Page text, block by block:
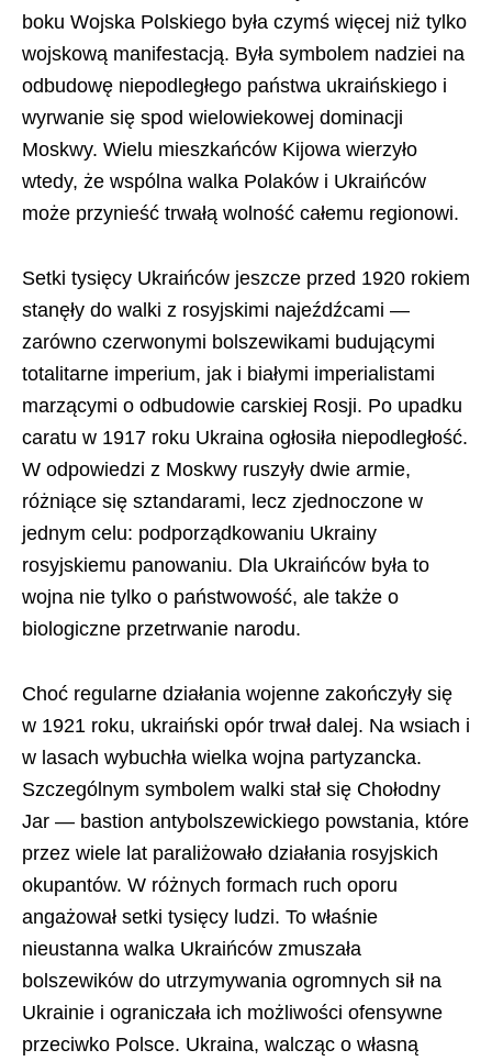
boku Wojska Polskiego była czymś więcej niż tylko
wojskową manifestacją. Była symbolem nadziei na
odbudowę niepodległego państwa ukraińskiego i
wyrwanie się spod wielowiekowej dominacji
Moskwy. Wielu mieszkańców Kijowa wierzyło
wtedy, że wspólna walka Polaków i Ukraińców
może przynieść trwałą wolność całemu regionowi.
Setki tysięcy Ukraińców jeszcze przed 1920 rokiem
stanęły do walki z rosyjskimi najeźdźcami —
zarówno czerwonymi bolszewikami budującymi
totalitarne imperium, jak i białymi imperialistami
marzącymi o odbudowie carskiej Rosji. Po upadku
caratu w 1917 roku Ukraina ogłosiła niepodległość.
W odpowiedzi z Moskwy ruszyły dwie armie,
różniące się sztandarami, lecz zjednoczone w
jednym celu: podporządkowaniu Ukrainy
rosyjskiemu panowaniu. Dla Ukraińców była to
wojna nie tylko o państwowość, ale także o
biologiczne przetrwanie narodu.
Choć regularne działania wojenne zakończyły się
w 1921 roku, ukraiński opór trwał dalej. Na wsiach i
w lasach wybuchła wielka wojna partyzancka.
Szczególnym symbolem walki stał się Chołodny
Jar — bastion antybolszewickiego powstania, które
przez wiele lat paraliżowało działania rosyjskich
okupantów. W różnych formach ruch oporu
angażował setki tysięcy ludzi. To właśnie
nieustanna walka Ukraińców zmuszała
bolszewików do utrzymywania ogromnych sił na
Ukrainie i ograniczała ich możliwości ofensywne
przeciwko Polsce. Ukraina, walcząc o własną